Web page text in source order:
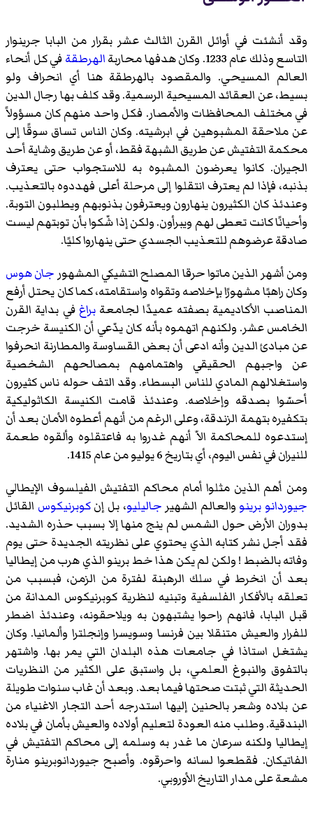
وقد أنشئت في أوائل القرن الثالث عشر بقرار من البابا جرينوار
التاسع وذلك عام 1233. وكان هدفها محاربة
الهرطقةفي كل أنحاء
العالم المسيحي. والمقصود بالهرطقة هنا أي انحراف ولو
بسيط، عن العقائد المسيحية الرسمية. وقد كلف بها رجال الدين
في مختلف المحافظات والأمصار. فكل واحد منهم كان مسؤولاً
عن ملاحقة المشبوهين في ابرشيته. وكان الناس تساق سوقًا إلى
محكمة التفتيش عن طريق الشبهة فقط، أو عن طريق وشاية أحد
الجيران. كانوا يعرضون المشبوه به للاستجواب حتى يعترف
بذنبه، فإذا لم يعترف انتقلوا إلى مرحلة أعلى فهددوه بالتعذيب.
وعندئذ كان الكثيرون ينهارون ويعترفون بذنوبهم ويطلبون التوبة.
وأحيانًا كانت تعطى لهم ويبرأون. ولكن إذا شّكوا بأن توبتهم ليست
صادقة عرضوهم للتعذيب الجسدي حتى ينهاروا كليًا.
ومن أشهر الذين ماتوا حرقا المصلح التشيكي المشهور جان هوس
وكان راهبًا مشهورًا بإخلاصه وتقواه واستقامته، كما كان يحتل أرفع
المناصب الأكاديمية بصفته عميدًا لجامعةبراغ في بداية القرن
الخامس عشر. ولكنهم اتهموه بأنه كان يدّعي أن الكنيسة خرجت
عن مبادئ الدين وأنه ادعى أن بعض القساوسة والمطارنة انحرفوا
عن واجبهم الحقيقي واهتمامهم بمصالحهم الشخصية
واستغلالهم المادي للناس البسطاء. وقد التف حوله ناس كثيرون
أحسّوا بصدقه وإخلاصه. وعندئذ قامت الكنيسة الكاثوليكية
بتكفيره بتهمة الزندقة، وعلى الرغم من أنهم أعطوه الأمان بعد أن
إستدعوه للمحاكمة الاّ أنهم غدروا به فاعتقلوه وألقوه طعمة
للنيران في نفس اليوم، أي بتاريخ 6 يوليو من عام 1415.
ومن أهم الذين مثلوا أمام محاكم التفتيش الفيلسوف الإيطالي
جيوردانو برينو والعالم الشهير جاليليو، بل إنكوبرنيكوس القائل
بدوران الأرض حول الشمس لم ينج منها إلا بسبب حذره الشديد.
فقد أجل نشر كتابه الذي يحتوي على نظريته الجديدة حتى يوم
وفاته بالضبط ! ولكن لم يكن هذا خط برينو الذي هرب من إيطاليا
بعد أن انخرط في سلك الرهبنة لفترة من الزمن، فبسبب من
تعلقه بالأفكار الفلسفية وتبنيه لنظرية كوبرنيكوس المدانة من
قبل البابا، فانهم راحوا يشتبهون به ويلاحقونه، وعندئذ اضطر
للفرار والعيش متنقلا بين فرنسا وسويسرا وإنجلترا وألمانيا. وكان
يشتغل استاذا في جامعات هذه البلدان التي يمر بها. واشتهر
بالتفوق والنبوغ العلمي، بل واستبق على الكثير من النظريات
الحديثة التي ثبتت صحتها فيما بعد. وبعد أن غاب سنوات طويلة
عن بلاده وشعر بالحنين إليها استدرجه أحد التجار الاغنياء من
البندقية. وطلب منه العودة لتعليم أولاده والعيش بأمان في بلاده
إيطاليا ولكنه سرعان ما غدر به وسلمه إلى محاكم التفتيش في
الفاتيكان. فقطعوا لسانه واحرقوه. وأصبح جيوردانوبرينو منارة
مشعة على مدار التاريخ الأوروبي.